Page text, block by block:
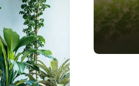
آفت گیاهان آپارتمانی
1